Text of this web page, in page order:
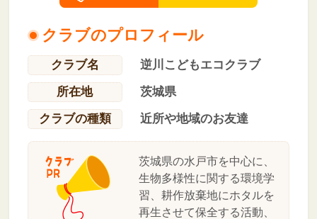
クラブのプロフィール
クラブ名
逆川こどもエコクラブ
所在地
茨城県
クラブの種類
近所や地域のお友達
茨城県の水戸市を中心に、
生物多様性に関する環境学
習、耕作放棄地にホタルを
再生させて保全する活動、